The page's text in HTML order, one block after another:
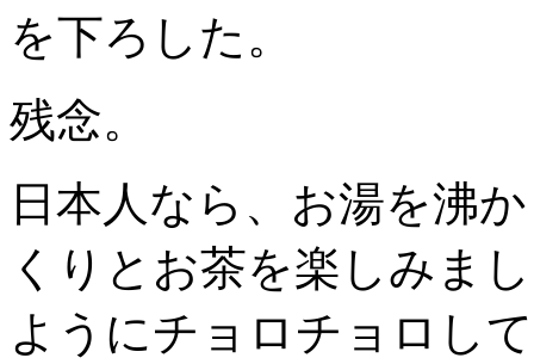
を下ろした。
残念。
日本人なら、お湯を沸
くりとお茶を楽しみま
ようにチョロチョロし